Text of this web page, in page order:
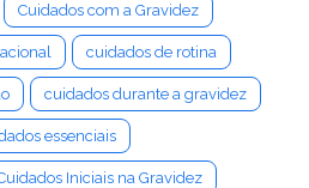
Cuidados com a Gravidez
cuidados de rotina
cuidados durante a gravidez
essenciais
Iniciais na Gravidez